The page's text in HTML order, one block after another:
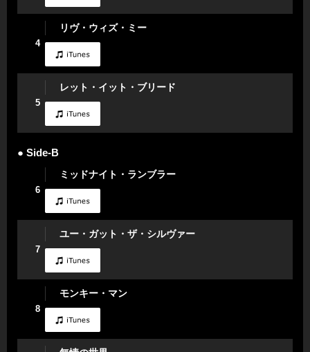
4
リヴ・ウィズ・ミー
5
レット・イット・ブリード
● Side-B
6
ミッドナイト・ランブラー
7
ユー・ガット・ザ・シルヴァー
8
モンキー・マン